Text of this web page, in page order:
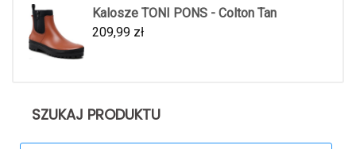
Kalosze TONI PONS - Colton Tan
209,99 zł
SZUKAJ PRODUKTU